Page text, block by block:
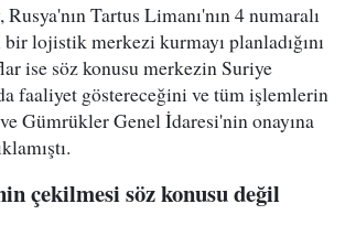
Rusya'nın Tartus Limanı'nın 4 numaralı
lojistik merkezi kurmayı planladığını
ise söz konusu merkezin Suriye
faaliyet göstereceğini ve tüm işlemlerin
Gümrükler Genel İdaresi'nin onayına
çekilmesi söz konusu değil